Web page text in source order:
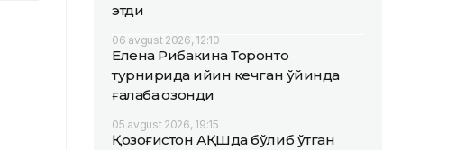
этди
06 avgust 2026, 12:10
Елена Рибакина Торонто
турнирида қийин кечган ўйинда
ғалаба қозонди
05 avgust 2026, 19:15
Қозоғистон АҚШда бўлиб ўтган